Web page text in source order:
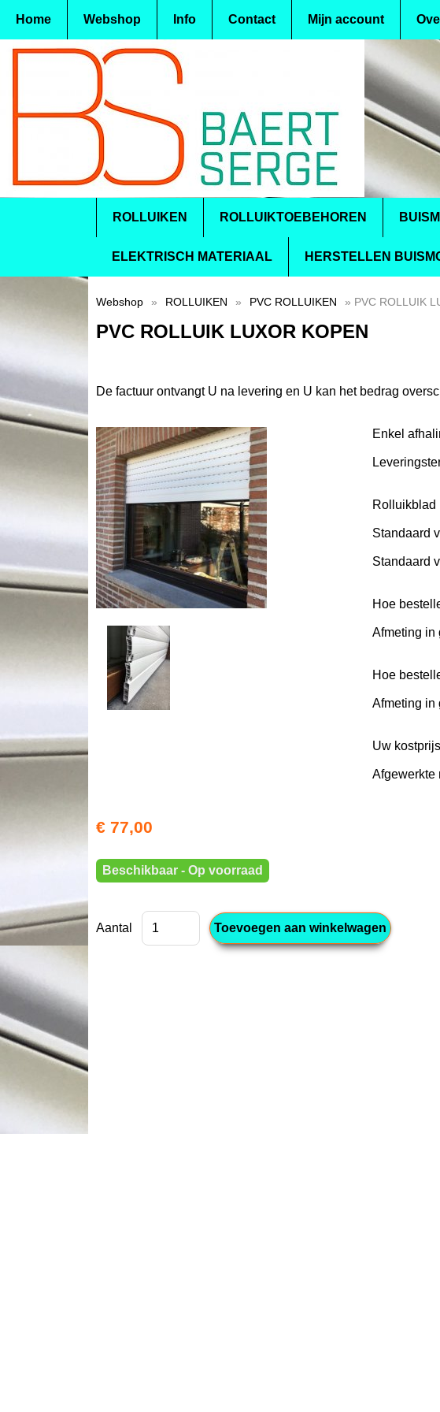
Home Webshop Info Contact Mijn account
ROLLUIKEN ROLLUIKTOEBEHOREN
ELEKTRISCH MATERIAAL HERSTELLEN
Webshop » ROLLUIKEN » PVC ROLLUIKEN » PVC ROLLUIK
PVC ROLLUIK LUXOR KOPEN
De factuur ontvangt U na levering en U kan het bedrag
Enkel
Rolluikblad
Standaard
Standaard
Hoe
Afmeting in
Hoe
Afmeting in
Uw
Afgewerkte
€ 77,00
Beschikbaar - Op voorraad
Aantal